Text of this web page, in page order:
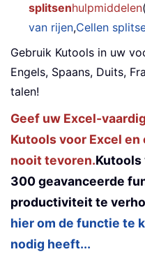
splitsenhulpmiddelen(
van rijen,Cellen
Gebruik Kutools in uw
Engels, Spaans, Duits,
talen!
Geef uw Excel-
Kutools voor Excel
nooit tevoren.Kutools
300 geavanceerde
productiviteit te
hier om de functie te
nodig heeft...